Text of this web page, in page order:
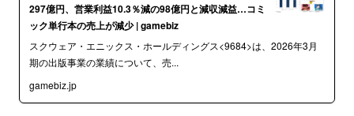
297億円、営業利益10.3％減の98億円と減収減益…コミ
ック単行本の売上が減少 | gamebiz
スクウェア・エニックス・ホールディングス<9684>は、2026年3月
期の出版事業の業績について、売...
gamebiz.jp